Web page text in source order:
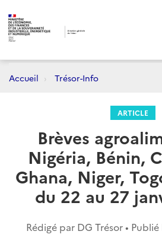
Accueil Trésor-Info
ARTICLE
Brèves
Nigéria, Bénin,
Ghana, Niger,
du 22 au 27
Rédigé par DG Trésor • Publié